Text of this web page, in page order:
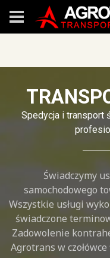
Spedycja i transport
Świadczymy
samochodowego
Wszystkie usługi
świadczone
Zadowolenie
Agrotrans w